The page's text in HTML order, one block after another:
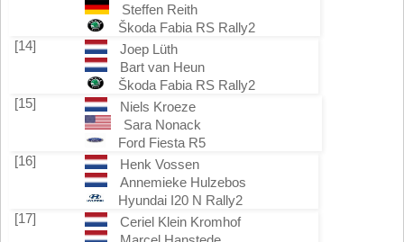
Steffen Reith
Škoda Fabia RS Rally2
[14]
Joep Lüth
Bart van Heun
Škoda Fabia RS Rally2
[15]
Niels Kroeze
Sara Nonack
Ford Fiesta R5
[16]
Henk Vossen
Annemieke Hulzebos
Hyundai I20 N Rally2
[17]
Ceriel Klein Kromhof